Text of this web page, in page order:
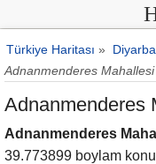
Türkiye Haritası »
Adnanmenderes Mahallesi
Adnanmenderes
Adnanmenderes
39.773899 boylam